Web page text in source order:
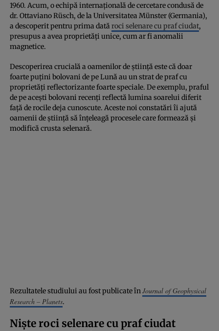
1960. Acum, o echipă internațională de cercetare condusă de
dr. Ottaviano Rüsch, de la Universitatea Münster (Germania),
a descoperit pentru prima dată roci selenare cu praf ciudat,
presupus a avea proprietăți unice, cum ar fi anomalii
magnetice.
Descoperirea crucială a oamenilor de știință este că doar
foarte puțini bolovani de pe Lună au un strat de praf cu
proprietăți reflectorizante foarte speciale. De exemplu, praful
de pe acești bolovani recenți reflectă lumina soarelui diferit
față de rocile deja cunoscute. Aceste noi constatări îi ajută
oamenii de știință să înțeleagă procesele care formează și
modifică crusta selenară.
Rezultatele studiului au fost publicate înJournal of Geophysical
Research – Planets.
Niște roci selenare cu praf ciudat